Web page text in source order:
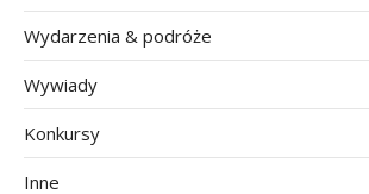
Wydarzenia & podróże
Wywiady
Konkursy
Inne